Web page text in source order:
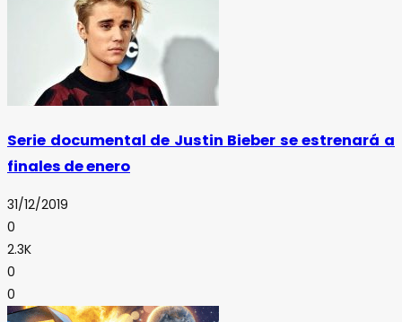
Serie documental de Justin Bieber se estrenará a
finales de enero
31/12/2019
0
2.3K
0
0